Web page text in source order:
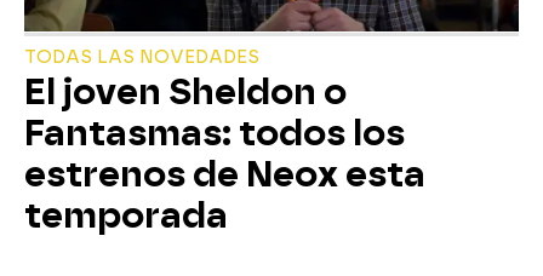
TODAS LAS NOVEDADES
El joven Sheldon o
Fantasmas: todos los
estrenos de Neox esta
temporada